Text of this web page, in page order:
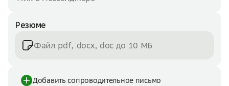
Резюме
Файл pdf, docx, doc до 10 МБ
Добавить сопроводительное письмо